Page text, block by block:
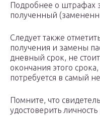
Подробнее о штрафах
полученный
Следует также
получения и замены
дневный срок, не
окончания этого
потребуется в самый
Помните, что
удостоверить